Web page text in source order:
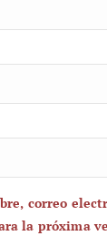
correo
la próxima